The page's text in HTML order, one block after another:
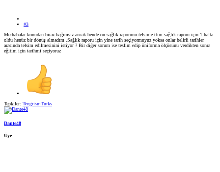
#3
Merhabalar konudan biraz bağımsız ancak bende ön sağlık raporunu telsime ttim sağlık raporu için 1 hafta
oldu henüz bir dönüş almadım .Sağlık raporu için yine tarih seçiyormuyuz yoksa onlar belirli tarihler
arasında telsim edilmesinini istiyor ? Bir diğer sorum ise teslim edip üniforma ölçüsünü verdikten sonra
eğitim için tarihmi seçiyoruz
Tepkiler: TengrismTurks
Dante48
Üye